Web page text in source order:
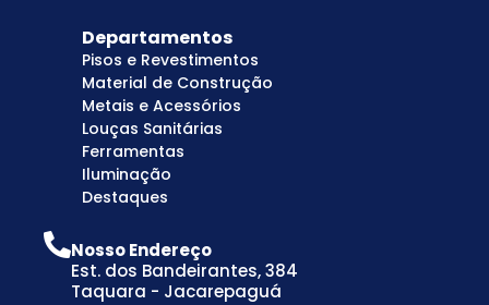
Departamentos
Pisos e Revestimentos
Material de Construção
Metais e Acessórios
Louças Sanitárias
Ferramentas
Iluminação
Destaques
Nosso Endereço
Est. dos Bandeirantes, 384
Taquara - Jacarepaguá